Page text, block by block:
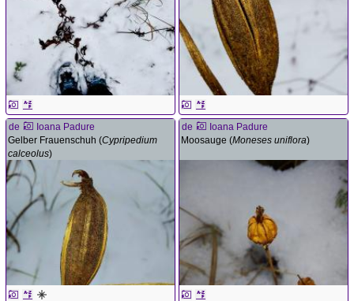
de
Ioana Padure
Gelber Frauenschuh (Cypripedium
calceolus)
de
Ioana Padure
Moosauge (Moneses uniflora)